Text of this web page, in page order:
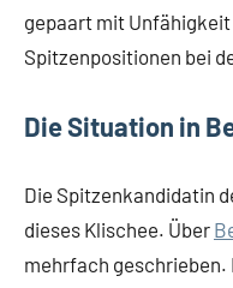
gepaart mit
Spitzenpositionen bei
Die Situation in
Die Spitzenkandidatin
dieses Klischee. Über
mehrfach geschrieben.